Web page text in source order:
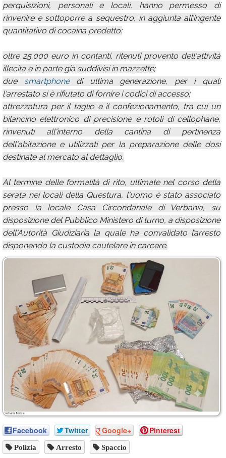
perquisizioni, personali e locali, hanno permesso di
rinvenire e sottoporre a sequestro, in aggiunta all’ingente
quantitativo di cocaina predetto:
oltre 25.000 euro in contanti, ritenuti provento dell'attività
illecita e in parte già suddivisi in mazzette;
due smartphonedi ultima generazione, per i quali
l'arrestato si è rifiutato di fornire i codici di accesso;
attrezzatura per il taglio e il confezionamento, tra cui un
bilancino elettronico di precisione e rotoli di cellophane,
rinvenuti all'interno della cantina di pertinenza
dell'abitazione e utilizzati per la preparazione delle dosi
destinate al mercato al dettaglio.
Al termine delle formalità di rito, ultimate nel corso della
serata nei locali della Questura, l'uomo è stato associato
presso la locale Casa Circondariale di Verbania, su
disposizione del Pubblico Ministero di turno, a disposizione
dell'Autorità Giudiziaria la quale ha convalidato l’arresto
disponendo la custodia cautelare in carcere.
Facebook Twitter Google+ Pinterest
Polizia Arresto Spaccio